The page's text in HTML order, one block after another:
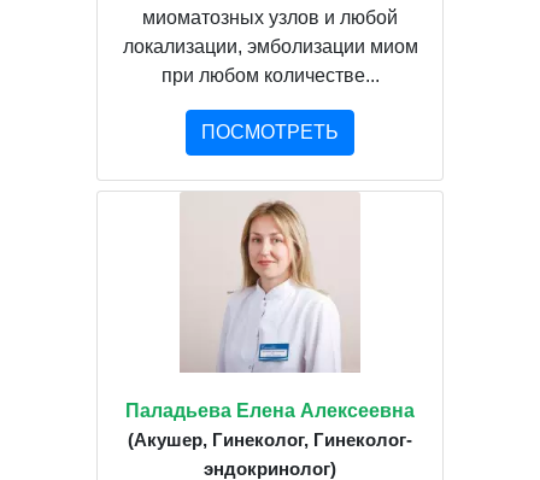
миоматозных узлов и любой
локализации, эмболизации миом
при любом количестве...
ПОСМОТРЕТЬ
Паладьева Елена Алексеевна
(Акушер, Гинеколог, Гинеколог-
эндокринолог)